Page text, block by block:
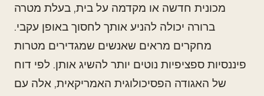
מכונית חדשה או מקדמה על בית, בעלת מטרה
ברורה יכולה להניע אותך לחסוך באופן עקבי.
מחקרים מראים שאנשים שמגדירים מטרות
פיננסיות ספציפיות נוטים יותר להשיג אותן. לפי דוח
של האגודה הפסיכולוגית האמריקאית, אלה עם